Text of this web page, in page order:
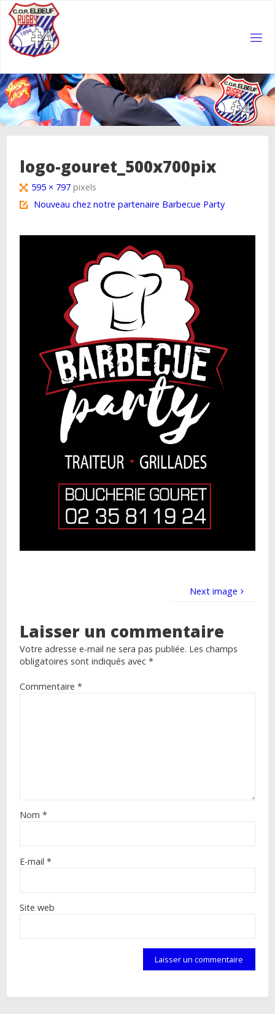
Skip
to
content
ELBEUF
RUGBY
logo-gouret_500x700pix
Full
size
595 × 797 pixels
Nouveau chez notre partenaire Barbecue Party
Next image
Laisser un commentaire
Votre adresse e-mail ne sera pas publiée. Les champs
obligatoires sont indiqués avec*
Commentaire*
Nom*
E-mail*
Site web